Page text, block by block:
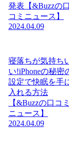
発表【&Buzzの口
コミニュース】
2024.04.09
寝落ちが気持ち
い!iPhoneの秘密
設定で快眠を手
入れる方法
【&Buzzの口コミ
ニュース】
2024.04.09